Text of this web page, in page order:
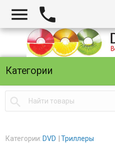
 
Категории

Категории: DVD Триллеры